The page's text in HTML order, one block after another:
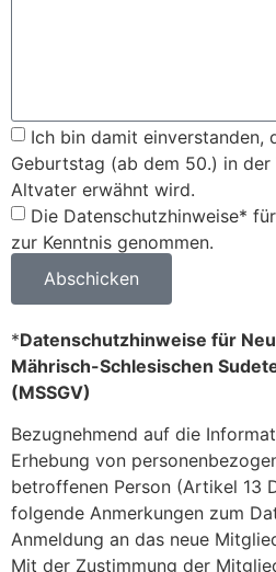
Ich bin damit einverstanden,
Geburtstag (ab dem 50.) in
Altvater erwähnt wird.
Die Datenschutzhinweise*
zur Kenntnis genommen.
Abschicken
*Datenschutzhinweise für
Mährisch-Schlesischen
(MSSGV)
Bezugnehmend auf die
Erhebung von
betroffenen Person (Artikel 13
folgende Anmerkungen zum
Anmeldung an das neue
Mit der Zustimmung der